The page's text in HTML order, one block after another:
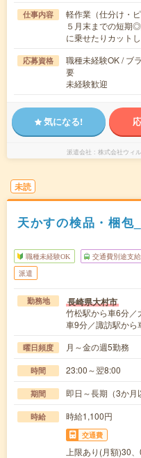
仕事内容
軽作業（仕分け・
５月末までの短期
に乗せたりカット
応募資格
職種未経験OK / ブ
要
未経験歓迎
気になる!
派遣会社 株式会社ウィ
未読
天かすの検品・梱包
職種未経験OK 交通費別途支給
派遣
勤務地 長崎県大村市
竹松駅から車6分／
車9分／諏訪駅か
曜日頻度 月～金の週5勤務
時間 23:00～翌8:00
期間 即日～長期（3か月
時給 時給1,100円
交通費
上限あり(月額)30